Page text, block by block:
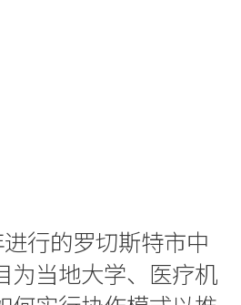
进行的罗切斯特市中
为当地大学、医疗机